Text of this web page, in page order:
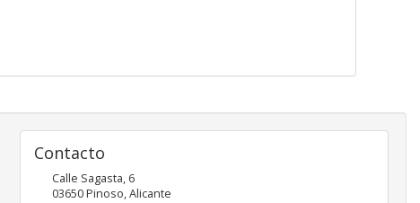
Contacto
Calle Sagasta, 6
03650Pinoso,Alicante